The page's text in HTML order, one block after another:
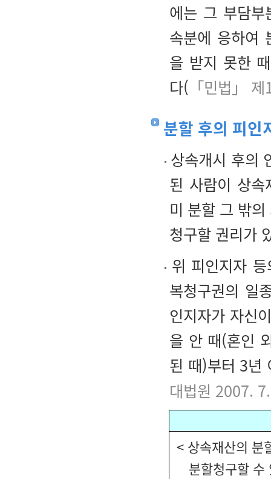
에는 그 부담부
속분에 응하여
을 받지 못한
다( 「민법」
분할 후의 피인
상속개시 후의
된 사람이 상속
미 분할 그 밖
청구할 권리가
위 피인지자
복청구권의 일
인지자가 자신
을 안 때(혼인
된 때)부터 3년
대법원 2007.
< 상속재산의 분
분할청구할 수